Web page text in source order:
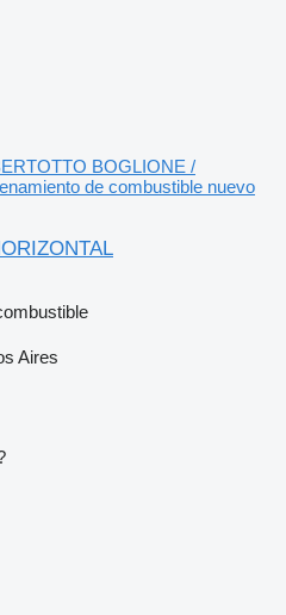
BOGLIONE /
de combustible nuevo
Aires